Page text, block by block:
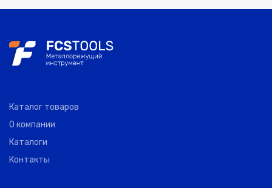
Каталог товаров
О компании
Каталоги
Контакты